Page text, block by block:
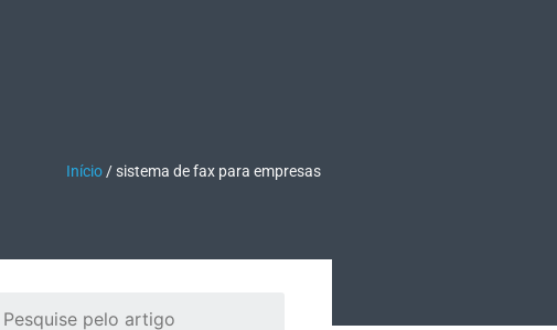
Início /sistema de fax para empresas